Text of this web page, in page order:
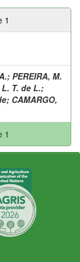
1
; PEREIRA, M.
T. de L.;
; CAMARGO,
1